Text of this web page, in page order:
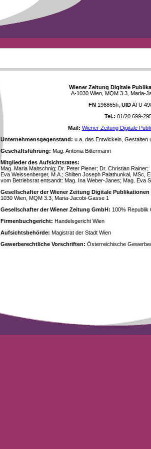
Wiener Zeitung Digitale
A-1030 Wien, MQM 3.3, Maria-
FN196865h, UIDATU
Tel.: 01/20 699-
Mail: Wiener Zeitung Digitale
Unternehmensgegenstand: u.a. das Entwickeln, Gestalten
Geschäftsführung: Mag. Antonia Bittermann
Mitglieder des Aufsichtsrates:
Mag. Maria Maltschnig; Dr. Peter Plener; Dr. Christian Rainer;
Eva Weissenberger, M.A.; Shilten Joseph Palathunkal, MSc,
vom Betriebsrat entsandt: Mag. Ina Weber-Janes; Mag. Eva
Gesellschafter der Wiener Zeitung Digitale Publikationen
1030 Wien, MQM 3.3, Maria-Jacobi-Gasse 1
Gesellschafter der Wiener Zeitung GmbH: 100% Republik
Firmenbuchgericht: Handelsgericht Wien
Aufsichtsbehörde: Magistrat der Stadt Wien
Gewerberechtliche Vorschriften: Österreichische